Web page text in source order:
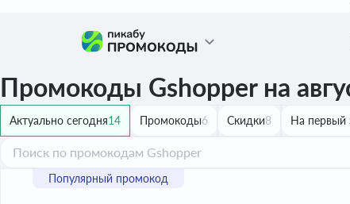
Промокоды Gshopper на
Актуально сегодня14 Промокоды6 Скидки8 На первый